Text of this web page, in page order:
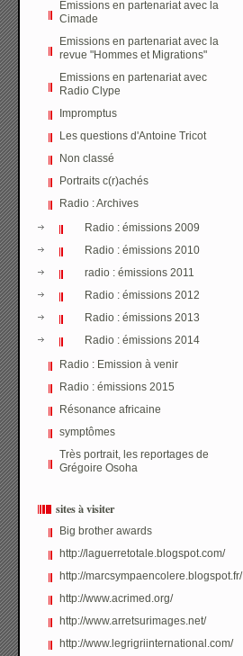
Emissions en partenariat avec la
Cimade
Emissions en partenariat avec la
revue "Hommes et Migrations"
Emissions en partenariat avec
Radio Clype
Impromptus
Les questions d'Antoine Tricot
Non classé
Portraits c(r)achés
Radio : Archives
Radio : émissions 2009
Radio : émissions 2010
radio : émissions 2011
Radio : émissions 2012
Radio : émissions 2013
Radio : émissions 2014
Radio : Emission à venir
Radio : émissions 2015
Résonance africaine
symptômes
Très portrait, les reportages de
Grégoire Osoha
sites à visiter
Big brother awards
http://laguerretotale.blogspot.com/
http://marcsympaencolere.blogspot.fr/
http://www.acrimed.org/
http://www.arretsurimages.net/
http://www.legrigriinternational.com/